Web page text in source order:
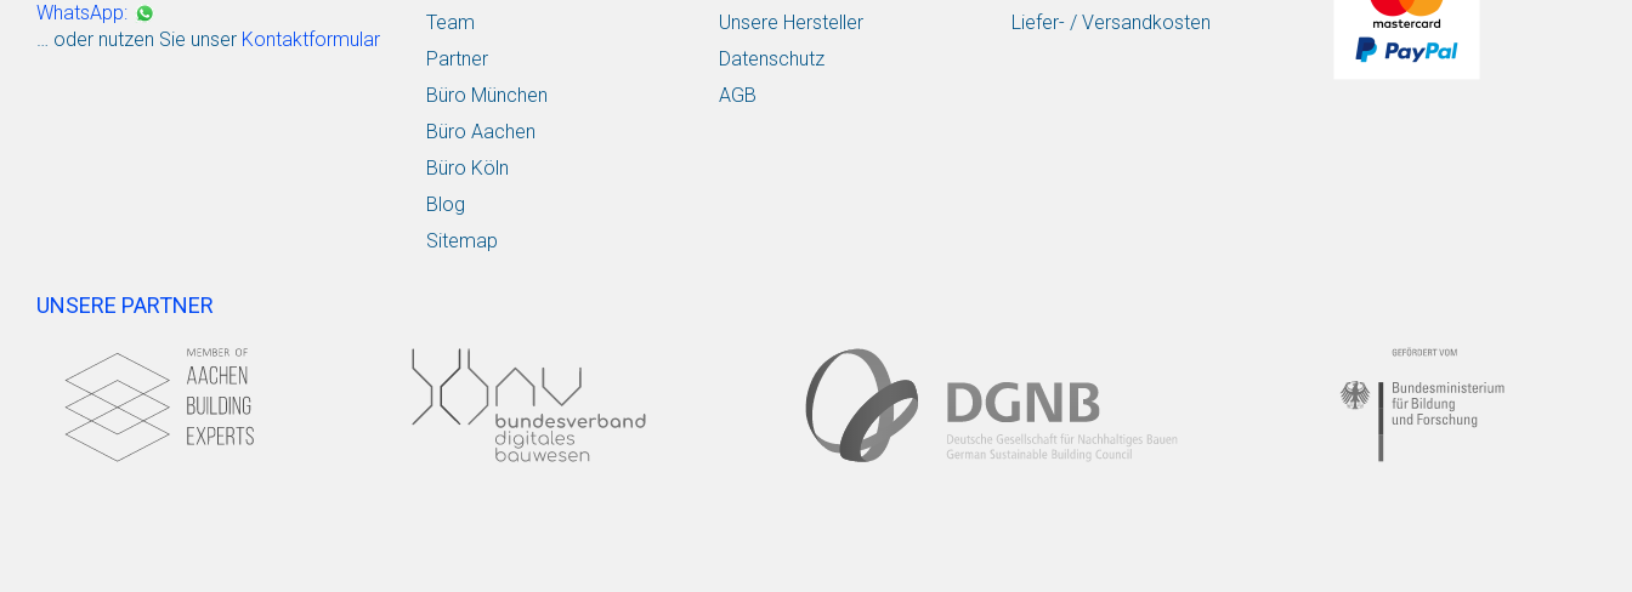
WhatsApp:
… oder nutzen Sie unser Kontaktformular
Team
Partner
Büro München
Büro Aachen
Büro Köln
Blog
Sitemap
Unsere Hersteller
Datenschutz
AGB
Liefer- / Versandkosten
UNSERE PARTNER